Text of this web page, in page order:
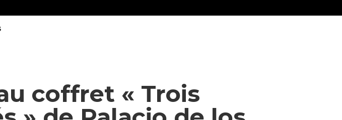
coffret « Trois